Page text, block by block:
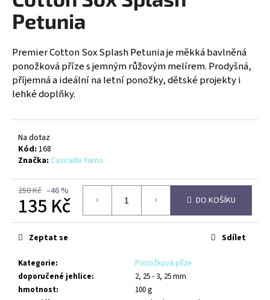
0,0
z
hvězdiček.
Petunia
Premier Cotton Sox Splash Petunia je měkká bavlněná
ponožková příze s jemným růžovým melírem. Prodyšná,
příjemná a ideální na letní ponožky, dětské projekty i
lehké doplňky.
Na dotaz
Kód: 168
Značka: Cascade Yarns
250 Kč –46 %
135 Kč
Měrná
cena:
DO KOŠÍKU
Kategorie:
Ponožková příze
doporučené jehlice:
2, 25 - 3, 25 mm
hmotnost:
100 g
Zeptat se Sdílet
a
j
í
t
?
D
p
o
u
u